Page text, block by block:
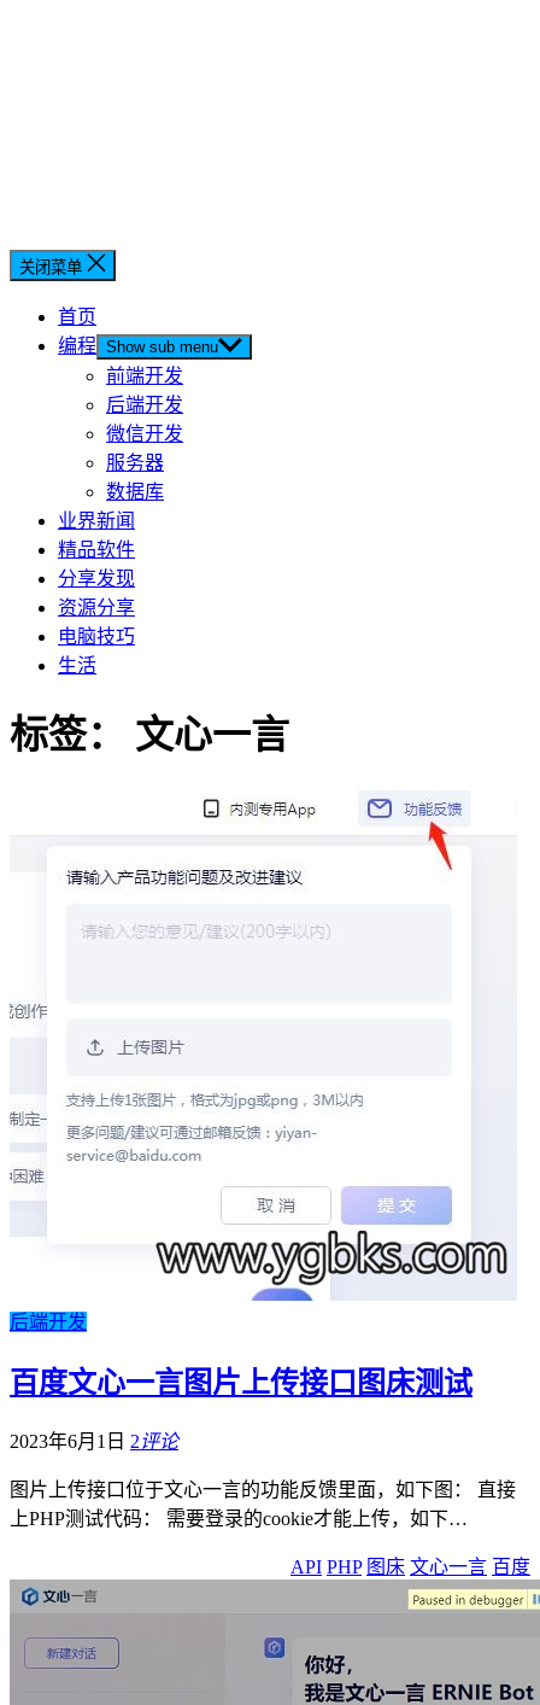
关闭菜单
首页
编程 Show sub menu
前端开发
后端开发
微信开发
服务器
数据库
业界新闻
精品软件
分享发现
资源分享
电脑技巧
生活
标签： 文心一言
后端开发
百度文心一言图片上传接口图床测试
2023年6月1日 2评论
图片上传接口位于文心一言的功能反馈里面，如下图： 直接
上PHP测试代码： 需要登录的cookie才能上传，如下…
API PHP 图床 文心一言 百度